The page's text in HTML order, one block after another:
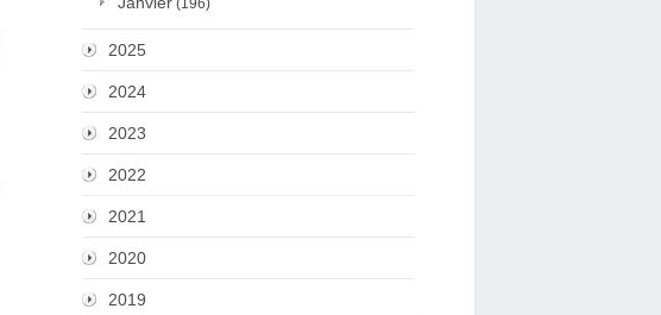
(196)
2025
2024
2023
2022
2021
2020
2019